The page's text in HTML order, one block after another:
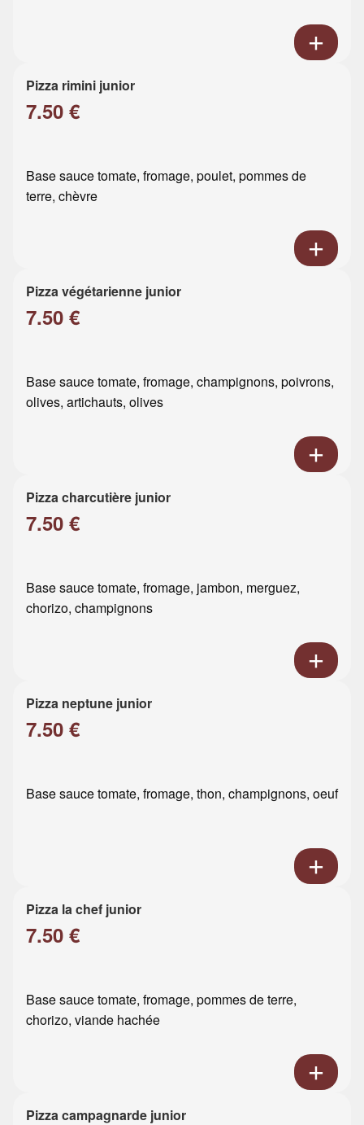
Pizza rimini junior
7.50 €
Base sauce tomate, fromage, poulet, pommes de
terre, chèvre
Pizza végétarienne junior
7.50 €
Base sauce tomate, fromage, champignons, poivrons,
olives, artichauts, olives
Pizza charcutière junior
7.50 €
Base sauce tomate, fromage, jambon, merguez,
chorizo, champignons
Pizza neptune junior
7.50 €
Base sauce tomate, fromage, thon, champignons, oeuf
Pizza la chef junior
7.50 €
Base sauce tomate, fromage, pommes de terre,
chorizo, viande hachée
Pizza campagnarde junior